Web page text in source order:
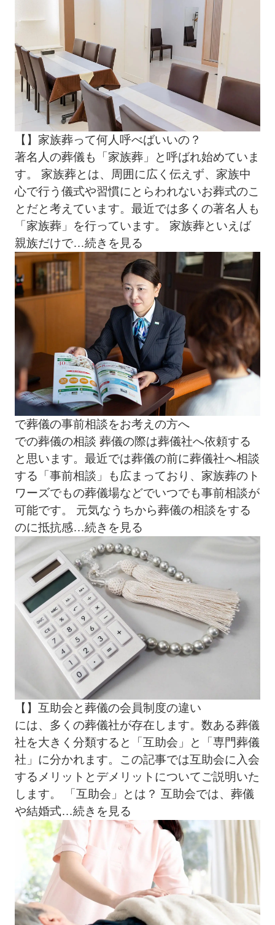
【】家族葬って何人呼べばいいの？
著名人の葬儀も「家族葬」と呼ばれ始めていま
す。 家族葬とは、周囲に広く伝えず、家族中
心で行う儀式や習慣にとらわれないお葬式のこ
とだと考えています。最近では多くの著名人も
「家族葬」を行っています。 家族葬といえば
親族だけで…続きを見る
で葬儀の事前相談をお考えの方へ
での葬儀の相談 葬儀の際は葬儀社へ依頼する
と思います。最近では葬儀の前に葬儀社へ相談
する「事前相談」も広まっており、家族葬のト
ワーズでもの葬儀場などでいつでも事前相談が
可能です。 元気なうちから葬儀の相談をする
のに抵抗感…続きを見る
【】互助会と葬儀の会員制度の違い
には、多くの葬儀社が存在します。数ある葬儀
社を大きく分類すると「互助会」と「専門葬儀
社」に分かれます。この記事では互助会に入会
するメリットとデメリットについてご説明いた
します。 「互助会」とは？ 互助会では、葬儀
や結婚式…続きを見る